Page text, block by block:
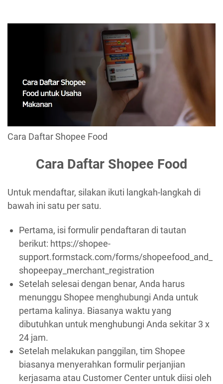
Cara Daftar Shopee Food
Cara Daftar Shopee Food
Untuk mendaftar, silakan ikuti langkah-langkah di
bawah ini satu per satu.
Pertama, isi formulir pendaftaran di tautan
berikut: https://shopee-
support.formstack.com/forms/shopeefood_and_
shopeepay_merchant_registration
Setelah selesai dengan benar, Anda harus
menunggu Shopee menghubungi Anda untuk
pertama kalinya. Biasanya waktu yang
dibutuhkan untuk menghubungi Anda sekitar 3 x
24 jam.
Setelah melakukan panggilan, tim Shopee
biasanya menyerahkan formulir perjanjian
kerjasama atau Customer Center untuk diisi oleh